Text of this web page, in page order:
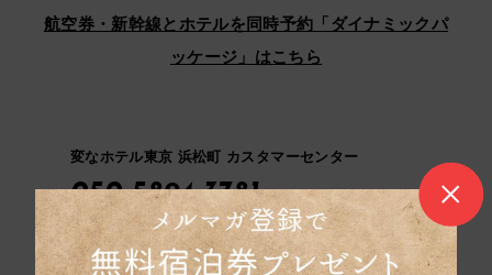
航空券・新幹線とホテルを同時予約「ダイナミックパ
ッケージ」はこちら
変なホテル東京 浜松町 カスタマーセンター
050-5894-3781
よくある質問
宿泊約款
カスタマーハラスメントに対する基本方針